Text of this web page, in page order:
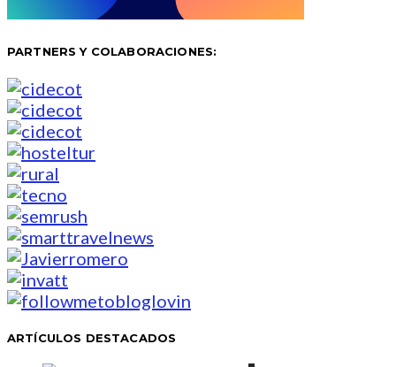
PARTNERS Y COLABORACIONES:
ARTÍCULOS DESTACADOS